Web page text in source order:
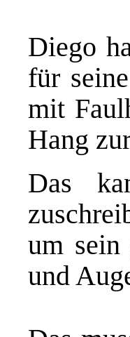
Diego
für
mit
Hang
Das
um sein
und